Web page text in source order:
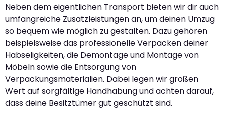
Neben dem eigentlichen Transport bieten wir dir auch
umfangreiche Zusatzleistungen an, um deinen Umzug
so bequem wie möglich zu gestalten. Dazu gehören
beispielsweise das professionelle Verpacken deiner
Habseligkeiten, die Demontage und Montage von
Möbeln sowie die Entsorgung von
Verpackungsmaterialien. Dabei legen wir großen
Wert auf sorgfältige Handhabung und achten darauf,
dass deine Besitztümer gut geschützt sind.